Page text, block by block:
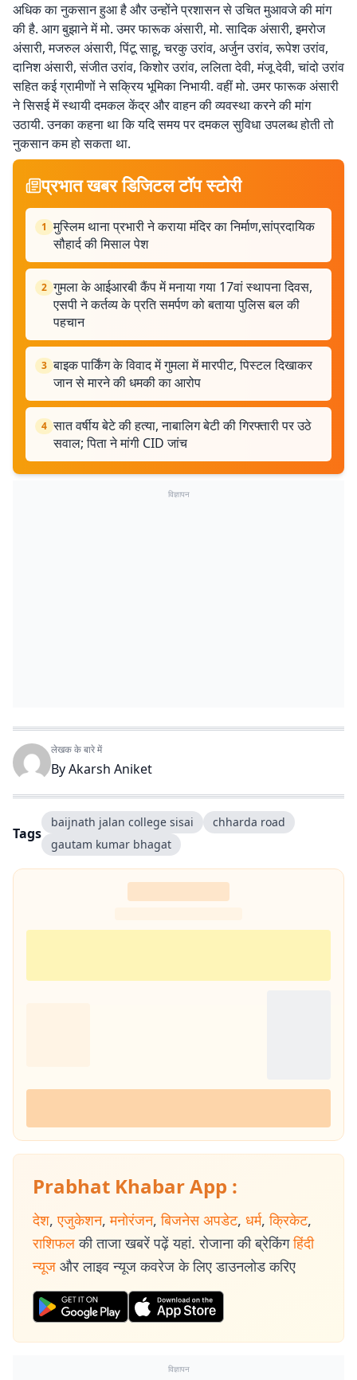
अधिक का नुकसान हुआ है और उन्होंने प्रशासन से उचित मुआवजे की मांग
की है. आग बुझाने में मो. उमर फारूक अंसारी, मो. सादिक अंसारी, इमरोज
अंसारी, मजरुल अंसारी, पिंटू साहू, चरकु उरांव, अर्जुन उरांव, रूपेश उरांव,
दानिश अंसारी, संजीत उरांव, किशोर उरांव, ललिता देवी, मंजू देवी, चांदो उरांव
सहित कई ग्रामीणों ने सक्रिय भूमिका निभायी. वहीं मो. उमर फारूक अंसारी
ने सिसई में स्थायी दमकल केंद्र और वाहन की व्यवस्था करने की मांग
उठायी. उनका कहना था कि यदि समय पर दमकल सुविधा उपलब्ध होती तो
नुकसान कम हो सकता था.
प्रभात खबर डिजिटल टॉप स्टोरी
1 मुस्लिम थाना प्रभारी ने कराया मंदिर का निर्माण,सांप्रदायिक
सौहार्द की मिसाल पेश
2 गुमला के आईआरबी कैंप में मनाया गया 17वां स्थापना दिवस,
एसपी ने कर्तव्य के प्रति समर्पण को बताया पुलिस बल की
पहचान
3 बाइक पार्किंग के विवाद में गुमला में मारपीट, पिस्टल दिखाकर
जान से मारने की धमकी का आरोप
4 सात वर्षीय बेटे की हत्या, नाबालिग बेटी की गिरफ्तारी पर उठे
सवाल; पिता ने मांगी CID जांच
विज्ञापन
लेखक के बारे में
ByAkarsh Aniket
Tags
baijnath jalan college sisai
chharda road
gautam kumar bhagat
Prabhat Khabar App :
देश, एजुकेशन, मनोरंजन, बिजनेस अपडेट, धर्म, क्रिकेट,
राशिफल की ताजा खबरें पढ़ें यहां. रोजाना की ब्रेकिंग हिंदी
न्यूज और लाइव न्यूज कवरेज के लिए डाउनलोड करिए
विज्ञापन